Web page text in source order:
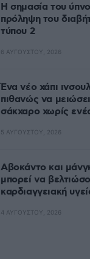
Η σημασία του
πρόληψη του
τύπου 2
6 ΑΥΓΟΎΣΤΟΥ, 2026
Ένα νέο χάπι
πιθανώς να
σάκχαρο χωρίς
5 ΑΥΓΟΎΣΤΟΥ, 2026
Αβοκάντο και
μπορεί να
καρδιαγγειακή
4 ΑΥΓΟΎΣΤΟΥ, 2026